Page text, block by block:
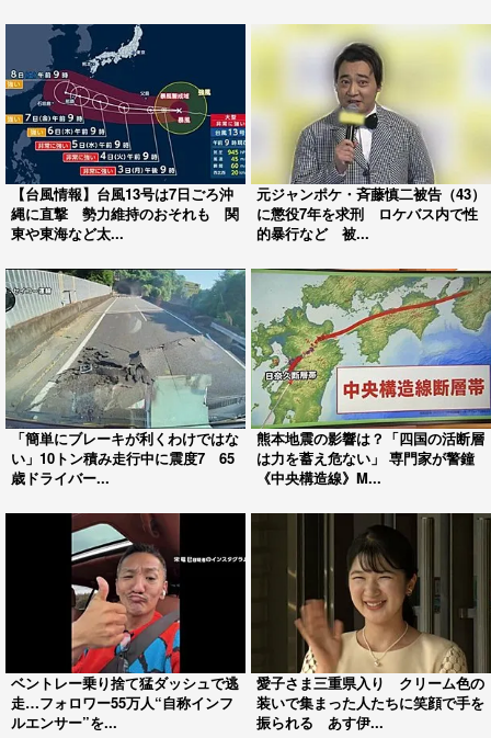
【台風情報】台風13号は7日ごろ沖
縄に直撃 勢力維持のおそれも 関
東や東海など太...
元ジャンポケ・斉藤慎二被告（43）
に懲役7年を求刑 ロケバス内で性
的暴行など 被...
「簡単にブレーキが利くわけではな
い」10トン積み走行中に震度7 65
歳ドライバー...
熊本地震の影響は？「四国の活断層
は力を蓄え危ない」 専門家が警鐘
《中央構造線》M...
ベントレー乗り捨て猛ダッシュで逃
走…フォロワー55万人“自称インフ
ルエンサー”を...
愛子さま三重県入り クリーム色の
装いで集まった人たちに笑顔で手を
振られる あす伊...